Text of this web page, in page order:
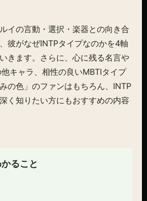
イの言動・選択・楽器との向き合
彼がなぜINTPタイプなのかを4軸
きます。さらに、心に残る名言や
キャラ、相性の良いMBTIタイプ
の色」のファンはもちろん、INTP
く知りたい方にもおすすめの内容
ること